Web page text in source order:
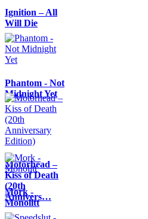
Ignition – All
Will Die
Phantom - Not
Midnight Yet
Motörhead –
Kiss of Death
(20th
Annivers…
Mork -
Monolitt